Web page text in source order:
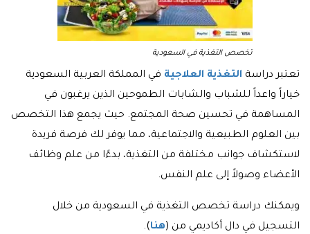
تخصص التغذية في السعودية
تعتبر دراسة التغذية العلاجية في المملكة العربية السعودية
خياراً واعداً للشباب والشابات الطموحين الذين يرغبون في
المساهمة في تحسين صحة المجتمع. حيث يجمع هذا التخصص
بين العلوم الطبيعية والاجتماعية، مما يوفر لك فرصة فريدة
لاستكشاف جوانب مختلفة من التغذية، بدءًا من علم وظائف
الأعضاء وصولاً إلى علم النفس.
ويمكنك دراسة تخصص التغذية في السعودية من خلال
التسجيل في دال أكاديمي من (هنا).